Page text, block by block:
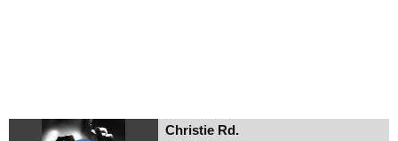
Christie Rd.